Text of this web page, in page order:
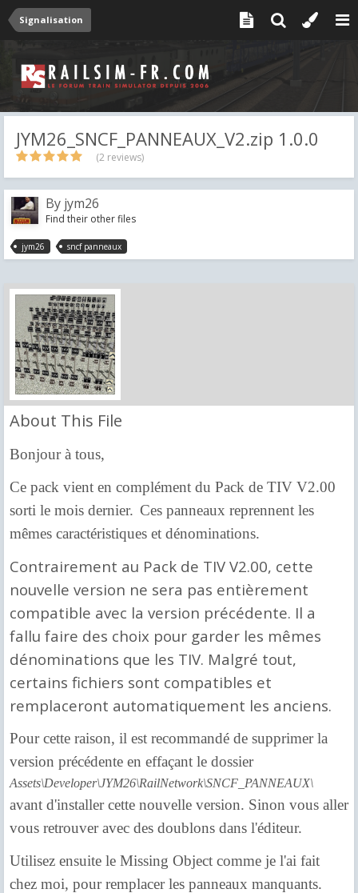
Signalisation
JYM26_SNCF_PANNEAUX_V2.zip 1.0.0
(2 reviews)
By jym26
Find their other files
jym26 sncf panneaux
About This File
Bonjour à tous,
Ce pack vient en complément du Pack de TIV V2.00
sorti le mois dernier. Ces panneaux reprennent les
mêmes caractéristiques et dénominations.
Contrairement au Pack de TIV V2.00, cette
nouvelle version ne sera pas entièrement
compatible avec la version précédente. Il a
fallu faire des choix pour garder les mêmes
dénominations que les TIV. Malgré tout,
certains fichiers sont compatibles et
remplaceront automatiquement les anciens.
Pour cette raison, il est recommandé de supprimer la
version précédente en effaçant le dossier
Assets\Developer\JYM26\RailNetwork\SNCF_PANNEAUX\
avant d'installer cette nouvelle version. Sinon vous aller
vous retrouver avec des doublons dans l'éditeur.
Utilisez ensuite le Missing Object comme je l'ai fait
chez moi, pour remplacer les panneaux manquants.